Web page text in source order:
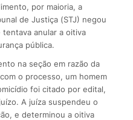
por maioria, a
de Justiça (STJ) negou
anular a oitiva
pública.
na seção em razão da
o processo, um homem
foi citado por edital,
A juíza suspendeu o
e determinou a oitiva